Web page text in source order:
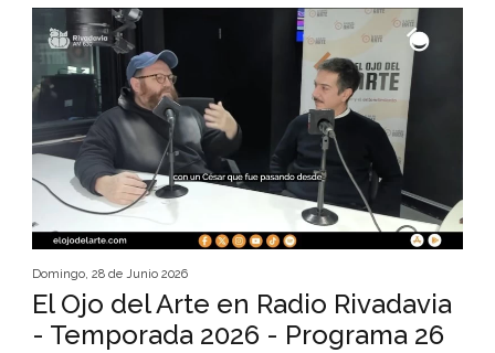
Domingo, 28 de Junio 2026
El Ojo del Arte en Radio Rivadavia
- Temporada 2026 - Programa 26